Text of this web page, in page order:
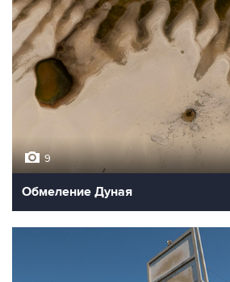
9
Обмеление Дуная